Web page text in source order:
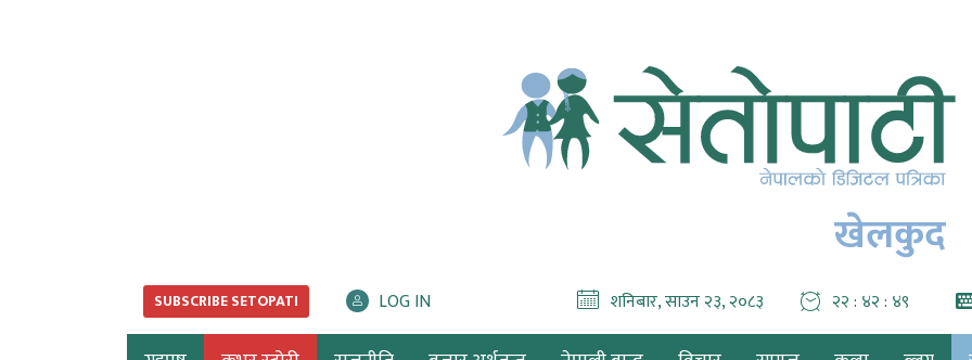
खेलकुद
SUBSCRIBE SETOPATI LOG IN शनिबार, साउन २३, २०८३ २२ : ४२ : ५०